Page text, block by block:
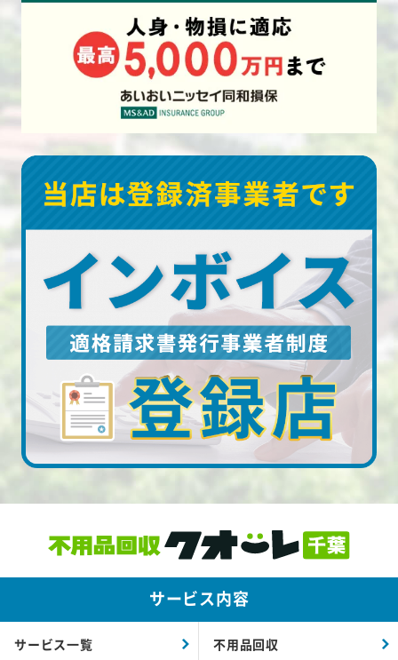
サービス内容
サービス一覧 不用品回収